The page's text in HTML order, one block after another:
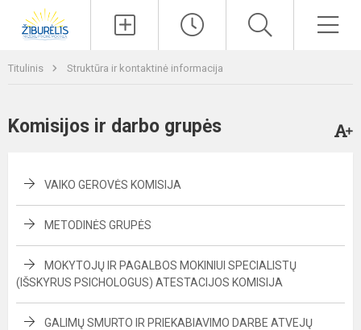
Titulinis Struktūra ir kontaktinė informacija
Komisijos ir darbo grupės
VAIKO GEROVĖS KOMISIJA
METODINĖS GRUPĖS
MOKYTOJŲ IR PAGALBOS MOKINIUI SPECIALISTŲ
(IŠSKYRUS PSICHOLOGUS) ATESTACIJOS KOMISIJA
GALIMŲ SMURTO IR PRIEKABIAVIMO DARBE ATVEJŲ